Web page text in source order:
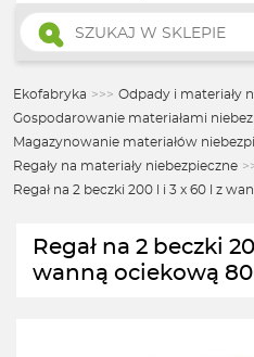
Wyszukiwarka
produktów
Ekofabryka >>> Odpady i materiały
Gospodarowanie materiałami
Magazynowanie materiałów
Regały na materiały niebezpieczne
Regał na 2 beczki 200 l i 3 x 60 l z
Regał na 2 beczki
wanną ociekową